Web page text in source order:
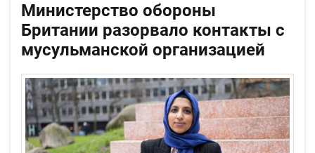
Министерство обороны
Британии разорвало контакты с
мусульманской организацией